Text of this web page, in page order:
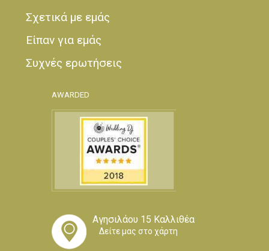
Σχετικά με εμάς
Είπαν για εμάς
Συχνές ερωτήσεις
AWARDED
Αγησιλάου 15 Καλλιθέα
Δείτε μας στο χάρτη